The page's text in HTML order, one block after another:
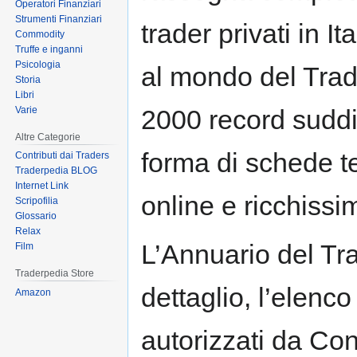
trader privati in
al mondo del
2000 record
forma di schede
online e
L’Annuario del
dettaglio,
autorizzati da
Operatori Finanziari
Strumenti Finanziari
Commodity
Truffe e inganni
Psicologia
Storia
Libri
Varie
Altre Categorie
Contributi dai Traders
Traderpedia BLOG
Internet Link
Scripofilia
Glossario
Relax
Film
Traderpedia Store
Amazon